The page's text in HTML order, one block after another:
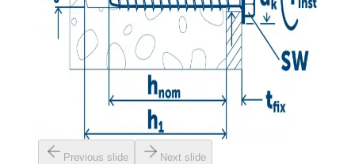
Previous slide Next slide